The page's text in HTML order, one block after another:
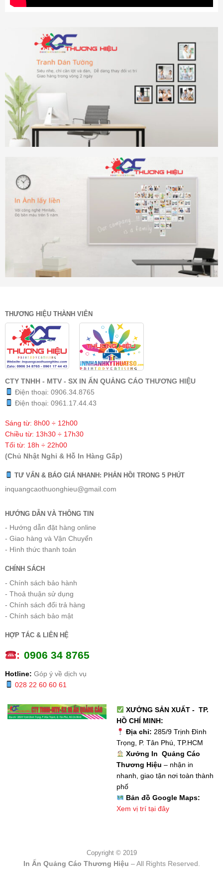
THƯƠNG HIỆU THÀNH VIÊN
CTY TNHH - MTV - SX IN ẤN QUẢNG CÁO THƯƠNG HIỆU
Điện thoại: 0906.34.8765
Điện thoại: 0961.17.44.43
Sáng từ: 8h00 ÷ 12h00
Chiều từ: 13h30 ÷ 17h30
Tối từ: 18h ÷ 22h00
(Chủ Nhật Nghỉ & Hỗ In Hàng Gấp)
TƯ VẤN & BÁO GIÁ NHANH: PHẢN HỒI TRONG 5 PHÚT
inquangcaothuonghieu@gmail.com
HƯỚNG DẪN VÀ THÔNG TIN
- Hướng dẫn đặt hàng online
- Giao hàng và Vận Chuyển
- Hình thức thanh toán
CHÍNH SÁCH
- Chính sách bảo hành
- Thoả thuận sử dụng
- Chính sách đổi trả hàng
- Chính sách bảo mật
HỢP TÁC & LIÊN HỆ
: 0906 34 8765
Hotline: Góp ý về dịch vụ
028 22 60 60 61
XƯỞNG SẢN XUẤT - TP.
HỒ CHÍ MINH:
Địa chỉ: 285/9 Trịnh Đình
Trọng, P. Tân Phú, TP.HCM
Xưởng In Quảng Cáo
Thương Hiệu – nhận in
nhanh, giao tận nơi toàn thành
phố
Bản đồ Google Maps:
Xem vị trí tại đây
Copyright © 2019
In Ấn Quảng Cáo Thương Hiệu – All Rights Reserved.